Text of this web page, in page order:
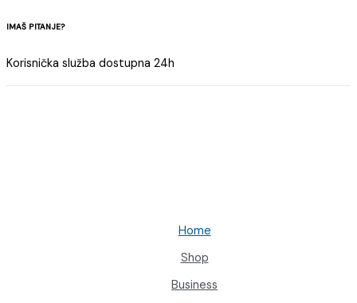
IMAŠ PITANJE?
Korisnička služba dostupna 24h
Home
Shop
Business